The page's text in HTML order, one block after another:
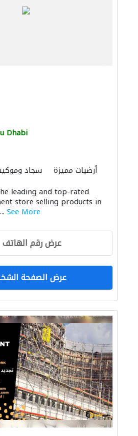
Dhabi
سجاد أرضيات مميزة
leading and top-rated
store selling products in
See More
عرض رقم الهاتف
عرض الصفحة